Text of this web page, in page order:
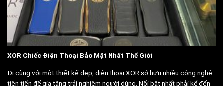
XOR Chiếc Điện Thoại Bảo Mật Nhất Thế Giới
Đi cùng với một thiết kế đẹp, điện thoại XOR sở hữu nhiều công nghệ
tiên tiến để gia tăng trải nghiệm người dùng. Nổi bật nhất phải kể đến